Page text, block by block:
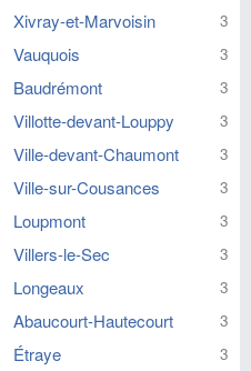
Xivray-et-Marvoisin 3
Vauquois 3
Baudrémont 3
Villotte-devant-Louppy 3
Ville-devant-Chaumont 3
Ville-sur-Cousances 3
Loupmont 3
Villers-le-Sec 3
Longeaux 3
Abaucourt-Hautecourt 3
Étraye 3